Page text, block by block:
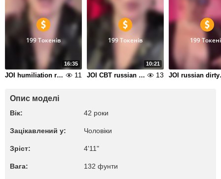
16:35
199 Токенів
JOI humiliation russian dirty talk 11
10:21
199 Токенів
JOI CBT russian dirty talk 13
199
Опис моделі
Вік: 42 роки
Зацікавлений у: Чоловіки
Зріст: 4'11"
Вага: 132 фунти